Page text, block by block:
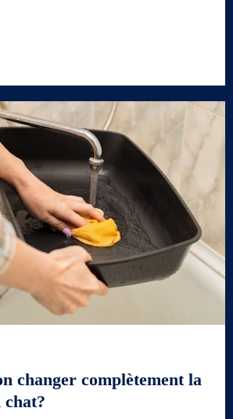
changer complètement la
chat?